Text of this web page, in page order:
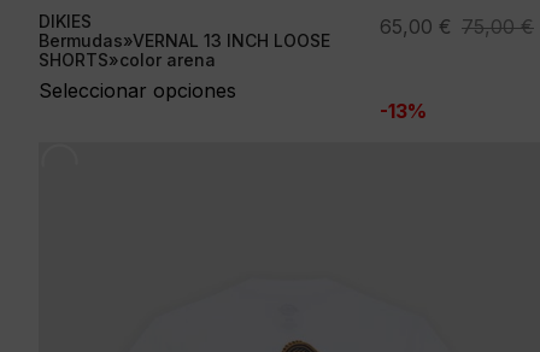
DIKIES
Bermudas»VERNAL 13 INCH LOOSE
SHORTS»color arena
Seleccionar opciones
75,00€
El
era:
65,00 €
El
es:
-13%